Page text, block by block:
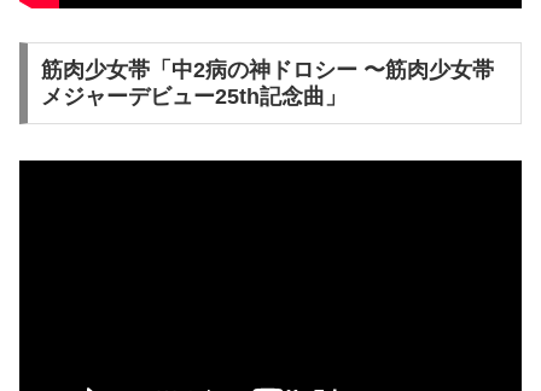
筋肉少女帯「中2病の神ドロシー 〜筋肉少女帯
メジャーデビュー25th記念曲」